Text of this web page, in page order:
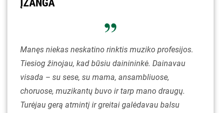
ĮŽANGA
Manęs niekas neskatino rinktis muziko profesijos.
Tiesiog žinojau, kad būsiu dainininkė. Dainavau
visada – su sese, su mama, ansambliuose,
choruose, muzikantų buvo ir tarp mano draugų.
Turėjau gerą atmintį ir greitai galėdavau balsu